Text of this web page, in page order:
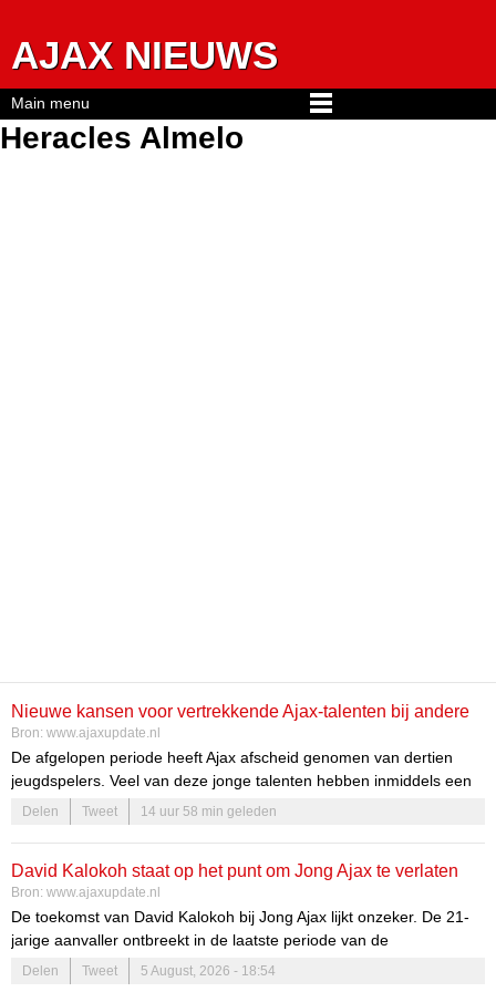
AJAX NIEUWS
Heracles Almelo
Nieuwe kansen voor vertrekkende Ajax-talenten bij andere
clubs
Bron: www.ajaxupdate.nl
De afgelopen periode heeft Ajax afscheid genomen van dertien
jeugdspelers. Veel van deze jonge talenten hebben inmiddels een
nieuwe club gevonden en zetten hun carrière voort in het
Nederlandse profvoetbal. Dit biedt hen niet alleen de kans om zich
andere omgeving te tonen. De overstap naar een nieuwe club is
vaak een cruciale fase in de carrière van deze jonge spelers,
waarin ze de mogelijkheid hebben om zich te bewijzen en hun
dromen waar te maken.
Delen Tweet 14 uur 58 min geleden
David Kalokoh staat op het punt om Jong Ajax te verlaten
Bron: www.ajaxupdate.nl
De toekomst van David Kalokoh bij Jong Ajax lijkt onzeker. De 21-
jarige aanvaller ontbreekt in de laatste periode van de
voorbereiding en er zijn sterke aanwijzingen dat hij de club gaat
verlaten. Dit heeft niet alleen gevolgen voor zijn eigen carrière,
Delen Tweet 5 August, 2026 - 18:54
Main menu